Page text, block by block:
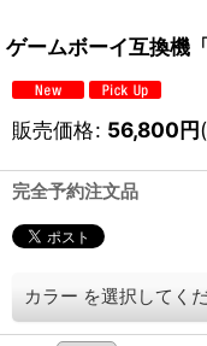
ゲームボーイ互換機
販売価格: 56,800円
完全予約注文品
カラー を選択してく